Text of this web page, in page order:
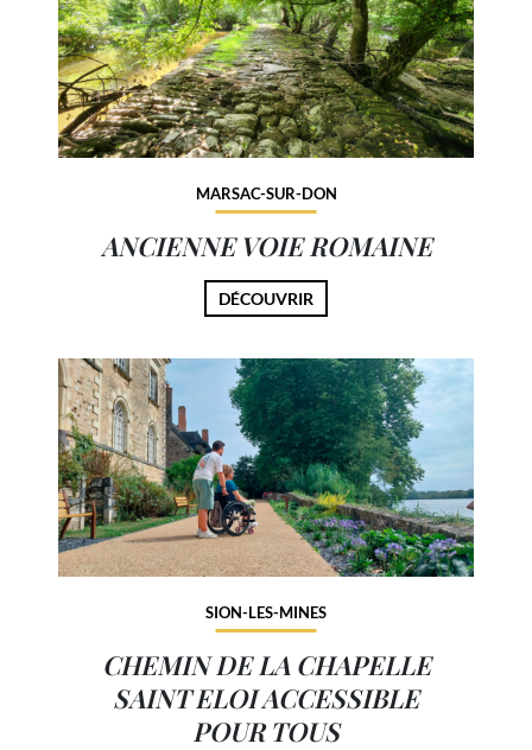
MARSAC-SUR-DON
ANCIENNE VOIE ROMAINE
DÉCOUVRIR
SION-LES-MINES
CHEMIN DE LA CHAPELLE
SAINT ELOI ACCESSIBLE
POUR TOUS